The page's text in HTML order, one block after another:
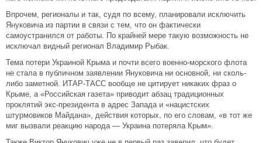
Впрочем, регионалы и так, судя по всему, планировали исключить
Януковича из партии в связи с тем, что он фактически
самоустранился от работы. По крайней мере такую возможность не
исключал видный регионал Владимир Рыбак.
Тема потери Украиной Крыма и почти всего военно-морского флота
не стала в публичном заявлении Януковича ни основной, ни сколь-
либо заметной. ИТАР-ТАСС вообще не цитирует никаких фраз о
Крыме, а «Российская газета» приводит абзац традиционных
проклятий экс-президента в адрес Запада и «нацистских
штурмовиков Майдана», действия которых, по его словам, «в тот же
миг вызвали реакцию народа — Украина потеряла Крым».